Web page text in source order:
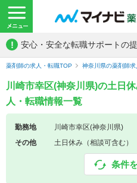
! 安心・安全な転職サポートの
薬剤師の求人・転職TOP 神奈川県の薬剤師求
川崎市幸区(神奈川県)の土日
人・転職情報一覧
勤務地
川崎市幸区(神奈川県)
その他
土日休み（相談可含む）
条件